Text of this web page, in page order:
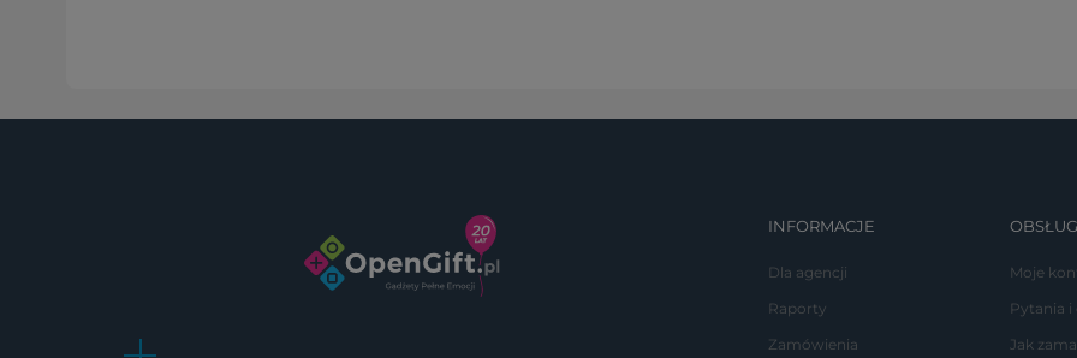
INFORMACJE
Dla agencji
Raporty
Zamówienia
Moje
Pytania
Jak